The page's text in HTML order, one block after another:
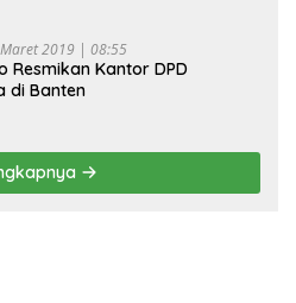
2019 | 08:55
Resmikan Kantor DPD
di Banten